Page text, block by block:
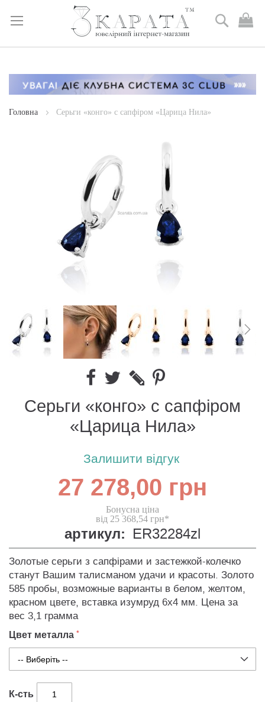
Skip
Content
Пошук
Головна Серьги «конго» с сапфіром «Царица Нила»
Серьги «конго» с сапфіром
«Царица Нила»
Залишити відгук
27 278,00 грн
Бонусна ціна
від 25 368,54 грн*
артикул: ER32284zl
Золотые серьги з сапфірами и застежкой-колечко
станут Вашим талисманом удачи и красоты. Золото
585 пробы, возможные варианты в белом, желтом,
красном цвете, вставка изумруд 6х4 мм. Цена за
вес 3,1 грамма
Цвет металла
К-сть